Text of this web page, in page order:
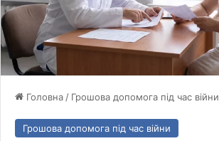
Головна / Грошова допомога під час війни
Грошова допомога під час війни